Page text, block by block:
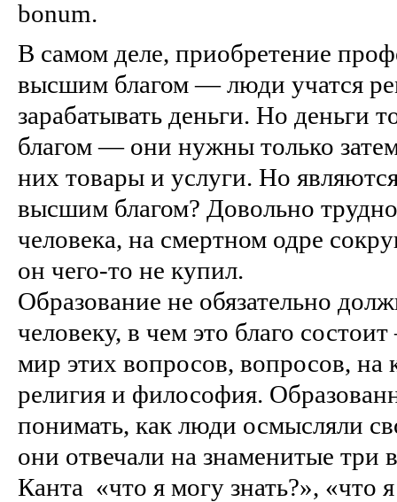
bonum.
В самом деле, приобретение
высшим благом — люди учатся
зарабатывать деньги. Но деньги
благом — они нужны только
них товары и услуги. Но
высшим благом? Довольно
человека, на смертном одре
он чего-то не купил.
Образование не обязательно
человеку, в чем это благо
мир этих вопросов, вопросов, на
религия и философия.
понимать, как люди осмысляли
они отвечали на знаменитые три
Канта «что я могу знать?», «что